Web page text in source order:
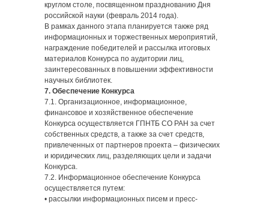
круглом столе, посвященном празднованию Дня
российской науки (февраль 2014 года).
В рамках данного этапа планируется также ряд
информационных и торжественных мероприятий,
награждение победителей и рассылка итоговых
материалов Конкурса по аудитории лиц,
заинтересованных в повышении эффективности
научных библиотек.
7. Обеспечение Конкурса
7.1. Организационное, информационное,
финансовое и хозяйственное обеспечение
Конкурса осуществляется ГПНТБ СО РАН за счет
собственных средств, а также за счет средств,
привлеченных от партнеров проекта – физических
и юридических лиц, разделяющих цели и задачи
Конкурса.
7.2. Информационное обеспечение Конкурса
осуществляется путем:
• рассылки информационных писем и пресс-